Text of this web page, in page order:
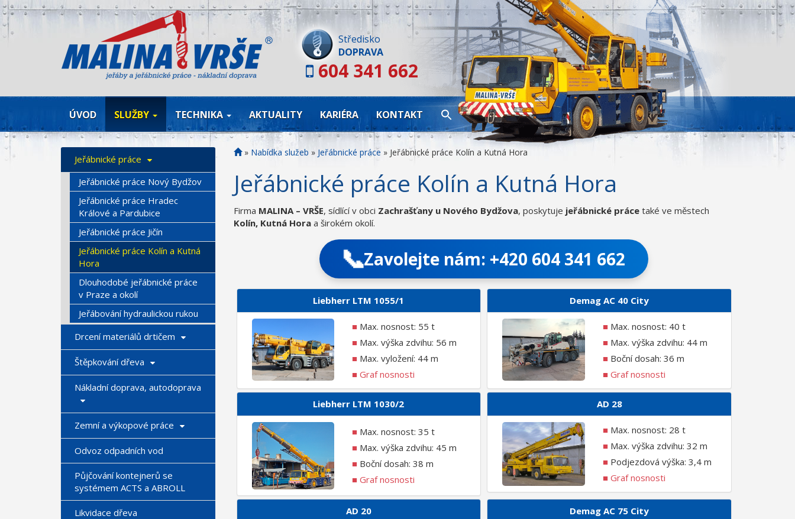
Středisko
DOPRAVA
604 341 662
Skip
to
content
ÚVOD SLUŽBY TECHNIKA AKTUALITY KARIÉRA KONTAKT
Jeřábnické práce
Jeřábnické práce Nový Bydžov
Jeřábnické práce Hradec
Králové a Pardubice
Jeřábnické práce Jičín
Jeřábnické práce Kolín a Kutná
Hora
Dlouhodobé jeřábnické práce
v Praze a okolí
Jeřábování hydraulickou rukou
Drcení materiálů drtičem
Štěpkování dřeva
Nákladní doprava, autodoprava
Zemní a výkopové práce
Odvoz odpadních vod
Půjčování kontejnerů se
systémem ACTS a ABROLL
Likvidace dřeva
» Nabídka služeb » Jeřábnické práce » Jeřábnické práce Kolín a Kutná Hora
Jeřábnické práce Kolín a Kutná Hora
Firma MALINA – VRŠE, sídlící v obci Zachrašťany u Nového Bydžova, poskytuje jeřábnické prácetaké ve městech
Kolín, Kutná Horaa širokém okolí.
📞Zavolejte nám: +420 604 341 662
Liebherr LTM 1055/1
■Max. nosnost: 55 t
■Max. výška zdvihu: 56 m
■Max. vyložení: 44 m
■ Graf nosnosti
Demag AC 40 City
■Max. nosnost: 40 t
■Max. výška zdvihu: 44 m
■Boční dosah: 36 m
■ Graf nosnosti
Liebherr LTM 1030/2
■Max. nosnost: 35 t
■Max. výška zdvihu: 45 m
■Boční dosah: 38 m
■ Graf nosnosti
AD 28
■Max. nosnost: 28 t
■Max. výška zdvihu: 32 m
■Podjezdová výška: 3,4 m
■ Graf nosnosti
AD 20 Demag AC 75 City